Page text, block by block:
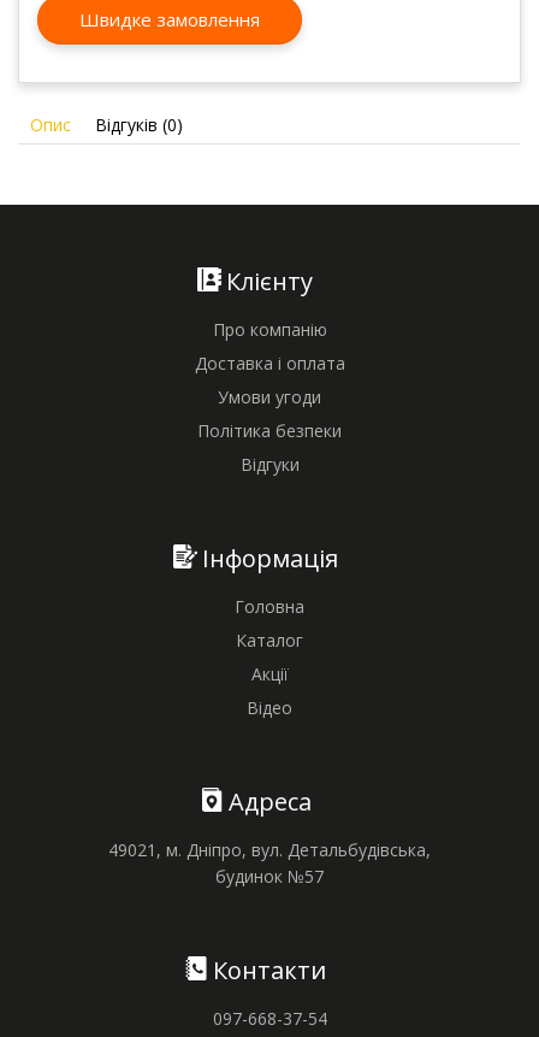
Швидке замовлення
Опис Відгуків (0)
Клієнту
Про компанію
Доставка і оплата
Умови угоди
Політика безпеки
Відгуки
Інформація
Головна
Каталог
Акції
Відео
Адреса
49021, м. Дніпро, вул. Детальбудівська,
будинок №57
Контакти
097-668-37-54